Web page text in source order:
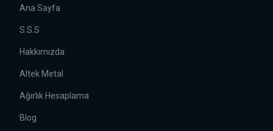
Ana Sayfa
S.S.S
Hakkımızda
Altek Metal
Ağırlık Hesaplama
Blog